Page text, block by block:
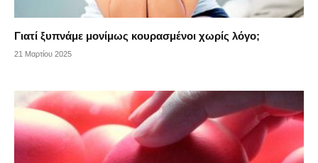
Γιατί ξυπνάμε μονίμως κουρασμένοι χωρίς λόγο;
21 Μαρτίου 2025